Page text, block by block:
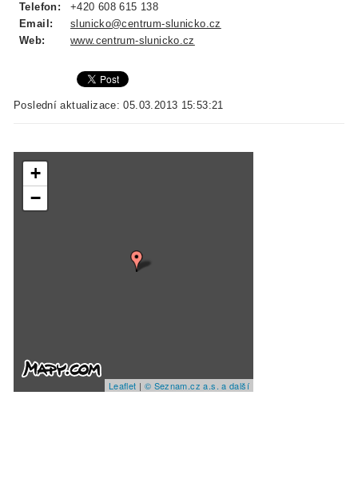
Telefon:
+420 608 615 138
Email:
slunicko@centrum-slunicko.cz
Web:
www.centrum-slunicko.cz
Poslední aktualizace: 05.03.2013 15:53:21
+
−
Leaflet | © Seznam.cz a.s. a další